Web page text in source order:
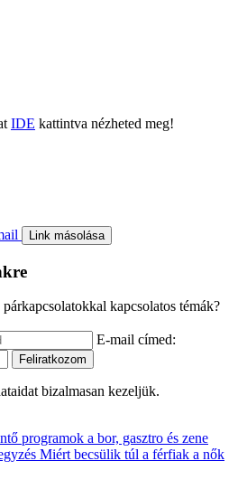
IDE kattintva nézheted meg!
Link másolása
kapcsolatos témák?
E-mail címed:
bizalmasan kezeljük.
programok a bor, gasztro és zene
Miért becsülik túl a férfiak a nők